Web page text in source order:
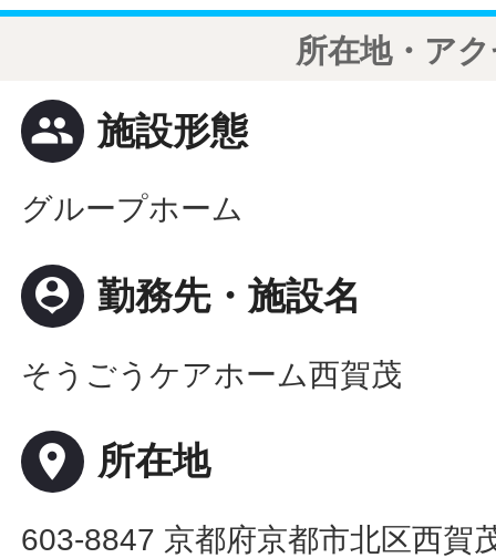
所在地・ア
people 施設形態
グループホーム
person_pin 勤務先・施設名
そうごうケアホーム西賀茂
place 所在地
603-8847 京都府京都市北区西賀